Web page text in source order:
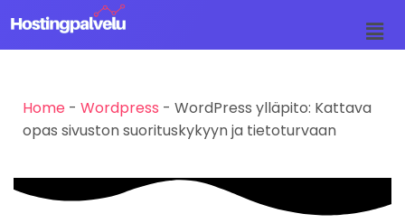
Siirry
Home - Wordpress - WordPress ylläpito: Kattava
opas sivuston suorituskykyyn ja tietoturvaan